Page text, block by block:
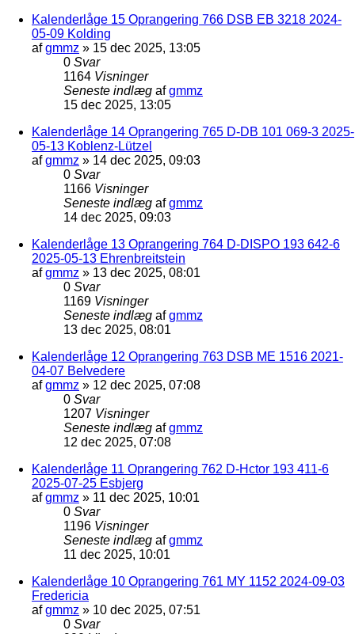
Kalenderlåge 15 Oprangering 766 DSB EB 3218 2024-
05-09 Kolding
afgmmz » 15 dec 2025, 13:05
0 Svar
1164 Visninger
Seneste indlæg afgmmz
15 dec 2025, 13:05
Kalenderlåge 14 Oprangering 765 D-DB 101 069-3 2025-
05-13 Koblenz-Lützel
afgmmz » 14 dec 2025, 09:03
0 Svar
1166 Visninger
Seneste indlæg afgmmz
14 dec 2025, 09:03
Kalenderlåge 13 Oprangering 764 D-DISPO 193 642-6
2025-05-13 Ehrenbreitstein
afgmmz » 13 dec 2025, 08:01
0 Svar
1169 Visninger
Seneste indlæg afgmmz
13 dec 2025, 08:01
Kalenderlåge 12 Oprangering 763 DSB ME 1516 2021-
04-07 Belvedere
afgmmz » 12 dec 2025, 07:08
0 Svar
1207 Visninger
Seneste indlæg afgmmz
12 dec 2025, 07:08
Kalenderlåge 11 Oprangering 762 D-Hctor 193 411-6
2025-07-25 Esbjerg
afgmmz » 11 dec 2025, 10:01
0 Svar
1196 Visninger
Seneste indlæg afgmmz
11 dec 2025, 10:01
Kalenderlåge 10 Oprangering 761 MY 1152 2024-09-03
Fredericia
afgmmz » 10 dec 2025, 07:51
0 Svar